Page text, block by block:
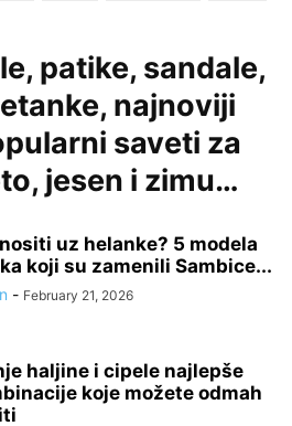
FRIZURE POZNATI PUTOVANJA
ŠMINKA ŠOPING TEHNOLOGIJA
ZABAVA ZANIMLJIVOSTI ZDRAVLJE
patike, sandale,
najnoviji
saveti za
jesen i zimu…
uz helanke? 5 modela
koji su zamenili Sambice...
- February 21, 2026
haljine i cipele najlepše
koje možete odmah